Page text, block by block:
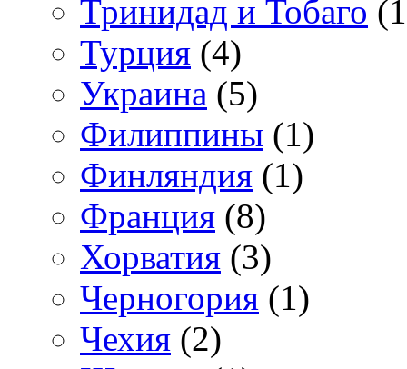
Тринидад и Тобаго
Турция (4)
Украина (5)
Филиппины (1)
Финляндия (1)
Франция (8)
Хорватия (3)
Черногория (1)
Чехия (2)